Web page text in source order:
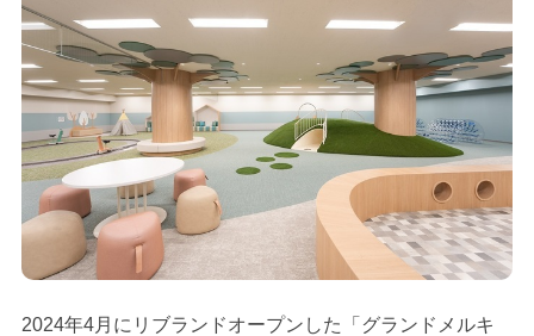
2024年4月にリブランドオープンした「グランドメルキ